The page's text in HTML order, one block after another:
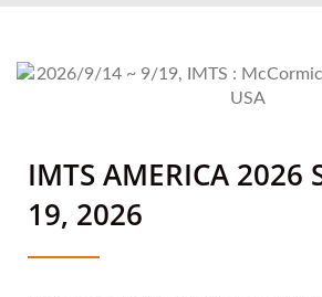
IMTS AMERICA 2026
19, 2026